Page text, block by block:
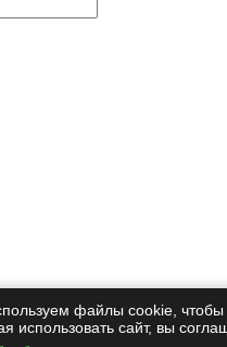
файлы cookie, чтобы
использовать сайт, вы